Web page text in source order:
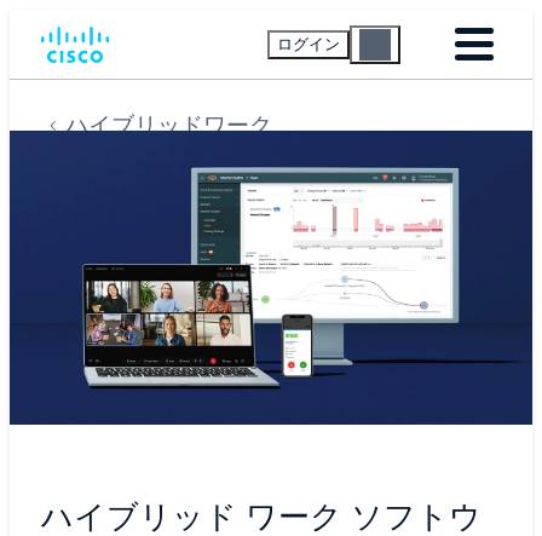
ログイン
ハイブリッドワーク
ハイブリッド ワーク ソフトウ